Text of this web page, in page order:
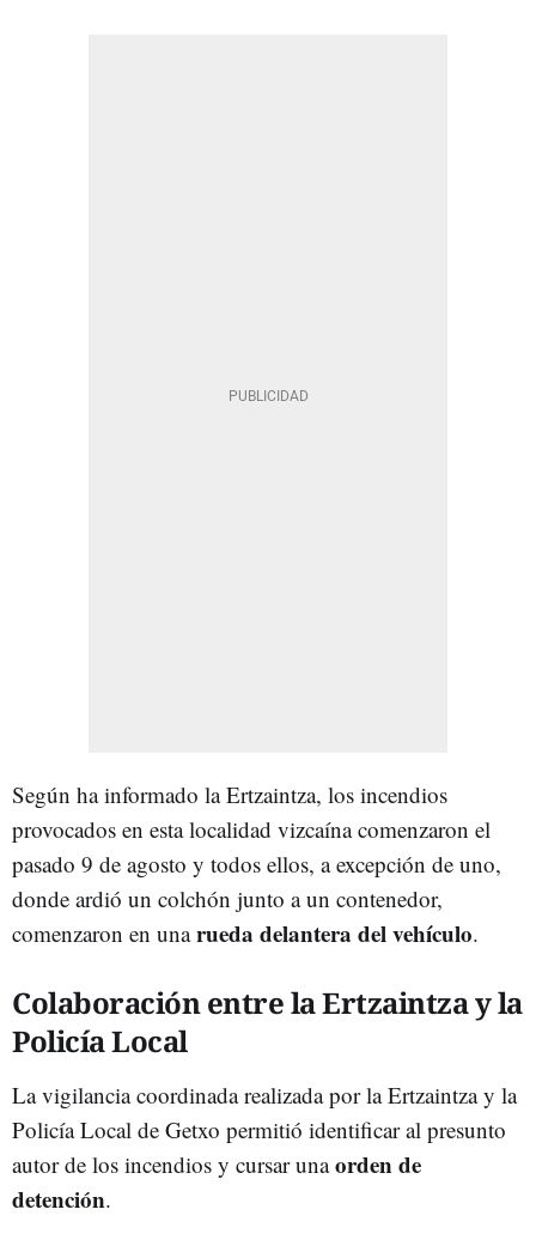
Según ha informado la Ertzaintza, los incendios
provocados en esta localidad vizcaína comenzaron el
pasado 9 de agosto y todos ellos, a excepción de uno,
donde ardió un colchón junto a un contenedor,
comenzaron en unarueda delantera del vehículo.
Colaboración entre la Ertzaintza y la
Policía Local
La vigilancia coordinada realizada por la Ertzaintza y la
Policía Local de Getxo permitió identificar al presunto
autor de los incendios y cursar unaorden de
detención.